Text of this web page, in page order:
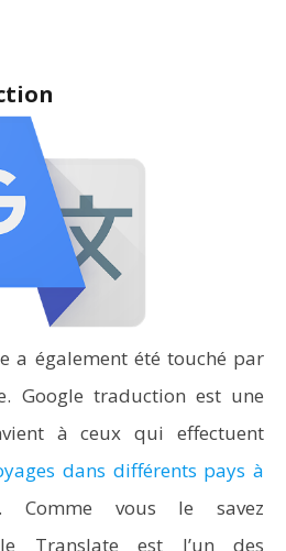
a également été touché par
Google traduction est une
à ceux qui effectuent
dans différents pays à
. Comme vous le savez
Translate est l’un des